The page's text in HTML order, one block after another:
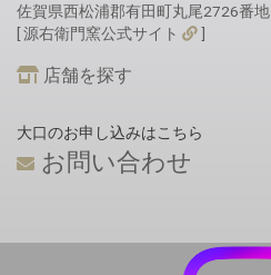
佐賀県西松浦郡有田町丸尾2726番地
[ 源右衛門窯公式サイト
]
店舗を探す
大口のお申し込みはこちら
お問い合わせ